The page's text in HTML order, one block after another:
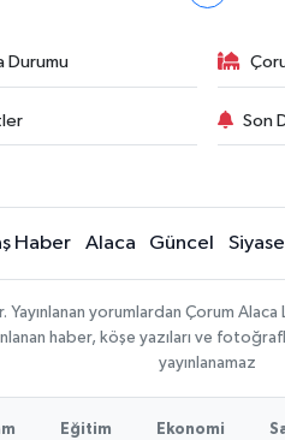
Durumu
Son
Haber Alaca Güncel
Yayınlanan yorumlardan Çorum
haber, köşe yazıları ve
yayınlanamaz
Eğitim Ekonomi